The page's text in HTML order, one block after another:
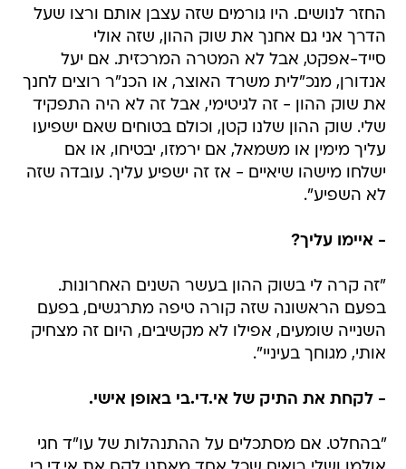
החזר לנושים. היו גורמים שזה עצבן אותם ורצו שעל
הדרך אני גם אחנך את שוק ההון, שזה אולי
סייד-אפקט, אבל לא המטרה המרכזית. אם יעל
אנדורן, מנכ"לית משרד האוצר, או הכנ"ר רוצים לחנך
את שוק ההון - זה לגיטימי, אבל זה לא היה התפקיד
שלי. שוק ההון שלנו קטן, וכולם בטוחים שאם ישפיעו
עליך מימין או משמאל, אם ירמזו, יבטיחו, או אם
ישלחו מישהו שיאיים - אז זה ישפיע עליך. עובדה שזה
לא השפיע".
- איימו עליך?
"זה קרה לי בשוק ההון בעשר השנים האחרונות.
בפעם הראשונה שזה קורה טיפה מתרגשים, בפעם
השנייה שומעים, אפילו לא מקשיבים, היום זה מצחיק
אותי, מגוחך בעיניי".
- לקחת את התיק של אי.די.בי באופן אישי.
"בהחלט. אם מסתכלים על ההתנהלות של עו"ד חגי